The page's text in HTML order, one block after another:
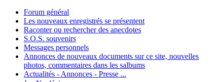
Forum général
Les nouveaux enregistrés se présentent
Raconter ou rechercher des anecdotes
S.O.S. souvenirs
Messages personnels
Annonces de nouveaux documents sur ce site, nouvelles
photos, commentaires dans les salbums
Actualités - Annonces - Presse ...